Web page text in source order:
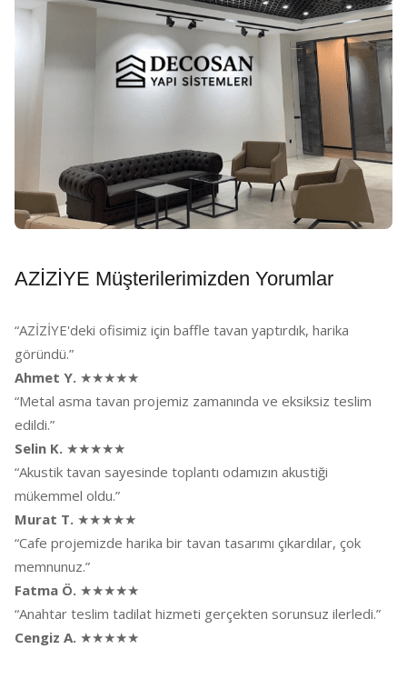
AZİZİYE Müşterilerimizden Yorumlar
“AZİZİYE'deki ofisimiz için baffle tavan yaptırdık, harika
göründü.”
Ahmet Y. ★★★★★
“Metal asma tavan projemiz zamanında ve eksiksiz teslim
edildi.”
Selin K. ★★★★★
“Akustik tavan sayesinde toplantı odamızın akustiği
mükemmel oldu.”
Murat T. ★★★★★
“Cafe projemizde harika bir tavan tasarımı çıkardılar, çok
memnunuz.”
Fatma Ö. ★★★★★
“Anahtar teslim tadilat hizmeti gerçekten sorunsuz ilerledi.”
Cengiz A. ★★★★★